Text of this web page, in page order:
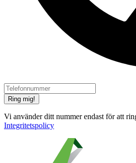
Ring mig!
Vi använder ditt nummer endast för att
Integritetspolicy